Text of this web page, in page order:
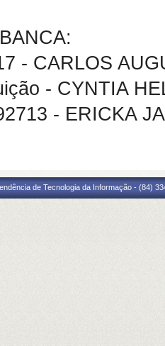
- CARLOS
- CYNTIA
- ERICKA
de Tecnologia da Informação - (84)